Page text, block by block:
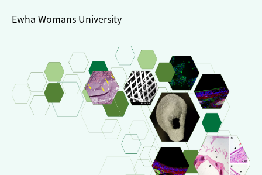
Ewha Womans University